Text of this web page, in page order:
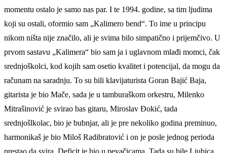
momentu ostalo je samo nas par. I te 1994. godine, sa tim ljudima
koji su ostali, oformio sam „Kalimero bend“. To ime u principu
nikom ništa nije značilo, ali je svima bilo simpatično i prijemčivo. U
prvom sastavu „Kalimera“ bio sam ja i uglavnom mlađi momci, čak
srednjoškolci, kod kojih sam osetio kvalitet i potencijal, da mogu da
računam na saradnju. To su bili klavijaturista Goran Bajić Baja,
gitarista je bio Mače, sada je u tamburaškom orkestru, Milenko
Mitrašinović je svirao bas gitaru, Miroslav Đokić, tada
srednjošlkolac, bio je bubnjar, ali je pre nekoliko godina preminuo,
harmonikaš je bio Miloš Radibratović i on je posle jednog perioda
prestao da svira. Deficit je bio u pevačicama. Tada su bile Ljubica,